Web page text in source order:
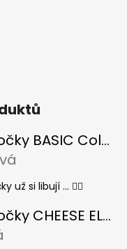
Škrabadlo pro kočky BASIC Colour
5 hvězdiček.
už si libují ... 👍🏻
Škrabadlo pro kočky CHEESE ELIPSE colour
5 hvězdiček.